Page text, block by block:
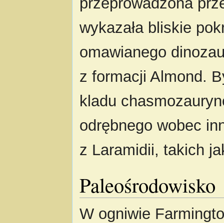
wykazała bliskie
omawianego
z formacji Almond.
kladu
odrębnego wobec
z Laramidii, takich
Paleośrodowisko
W ogniwie